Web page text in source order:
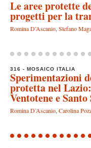
Le aree protette
progetti per la
Romina D’Ascanio, Stefano
316 - MOSAICO ITALIA
Sperimentazioni
protetta nel
Ventotene e
Romina D’Ascanio, Carolina